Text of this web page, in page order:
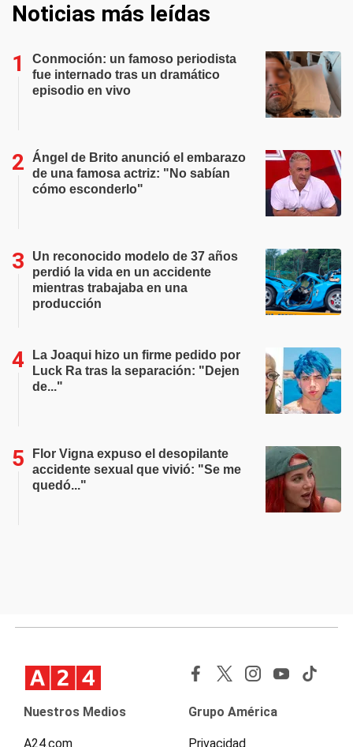
Noticias más leídas
Conmoción: un famoso periodista
fue internado tras un dramático
episodio en vivo
Ángel de Brito anunció el embarazo
de una famosa actriz: "No sabían
cómo esconderlo"
Un reconocido modelo de 37 años
perdió la vida en un accidente
mientras trabajaba en una
producción
La Joaqui hizo un firme pedido por
Luck Ra tras la separación: "Dejen
de..."
Flor Vigna expuso el desopilante
accidente sexual que vivió: "Se me
quedó..."
Nuestros Medios
A24.com
Grupo América
Privacidad